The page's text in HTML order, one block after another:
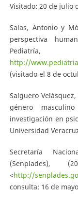
Visitado: 20 de julio
Salas, Antonio y
perspectiva
http://
(visitado el 8 de
Salguero
género
investigación en
Universidad
Secretaría
(Senplades),
<http://
consulta: 16 de